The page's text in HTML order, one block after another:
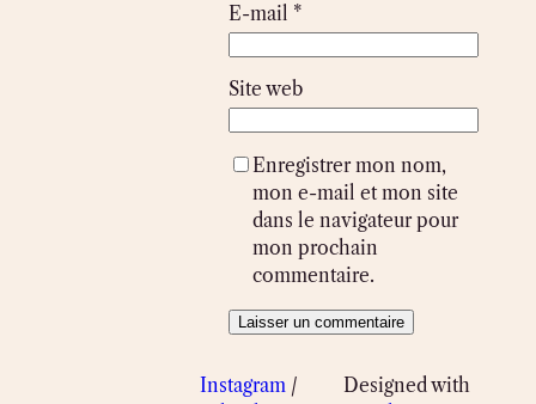
E-mail *
Site web
Enregistrer mon nom,
mon e-mail et mon site
dans le navigateur pour
mon prochain
commentaire.
Instagram /
Designed with